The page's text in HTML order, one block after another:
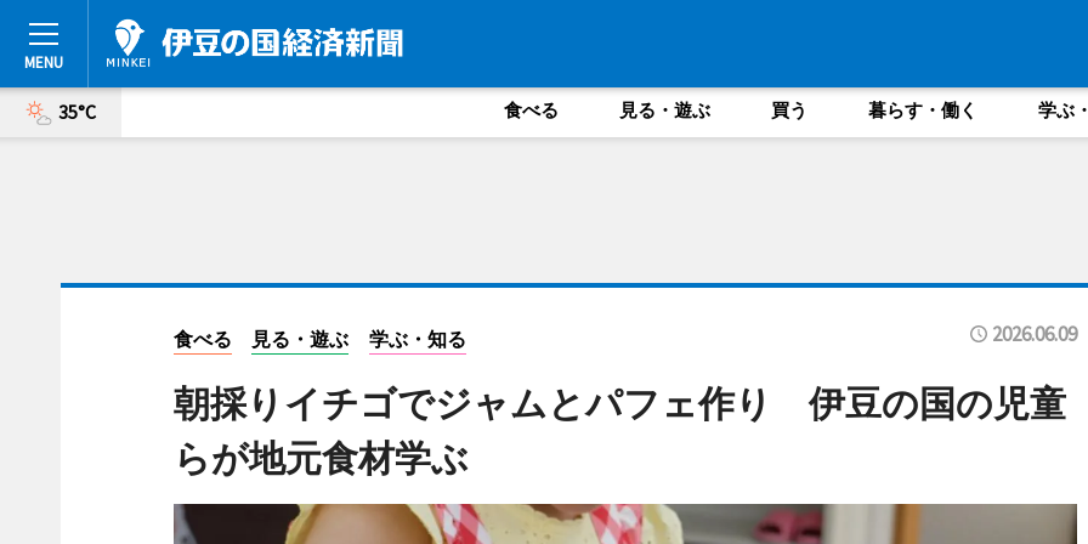
35°C 食べる 見る・遊ぶ 買う 暮らす・働く 学ぶ
食べる 見る・遊ぶ 学ぶ・知る 2026.06.09
朝採りイチゴでジャムとパフェ作り 伊豆の国の児童
らが地元食材学ぶ